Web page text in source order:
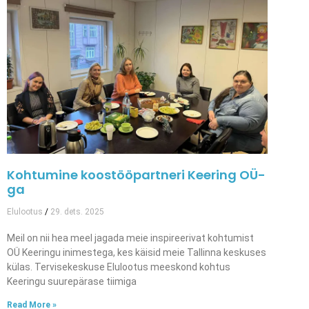
Kohtumine koostööpartneri Keering OÜ-
ga
Elulootus 29. dets. 2025
Meil on nii hea meel jagada meie inspireerivat kohtumist
OÜ Keeringu inimestega, kes käisid meie Tallinna keskuses
külas. Tervisekeskuse Elulootus meeskond kohtus
Keeringu suurepärase tiimiga
Read More »